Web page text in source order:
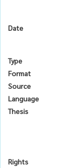
Date
Type
Format
Source
Language
Thesis
Rights